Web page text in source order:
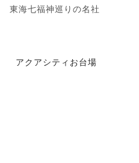
東海七福神巡りの名社
アクアシティお台場